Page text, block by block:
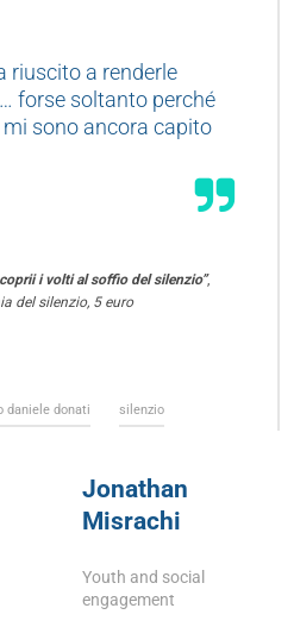
riuscito a renderle
forse soltanto perché
sono ancora capito
coprii i volti al soffio del silenzio”,
del silenzio, 5 euro
daniele donati silenzio
Jonathan
Misrachi
Youth and social
engagement